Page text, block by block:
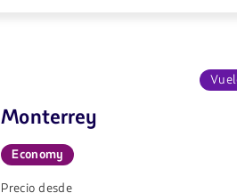
Monterrey
Economy
Precio desde